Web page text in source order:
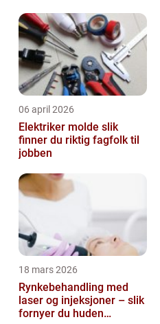
06 april 2026
Elektriker molde slik
finner du riktig fagfolk til
jobben
18 mars 2026
Rynkebehandling med
laser og injeksjoner – slik
fornyer du huden